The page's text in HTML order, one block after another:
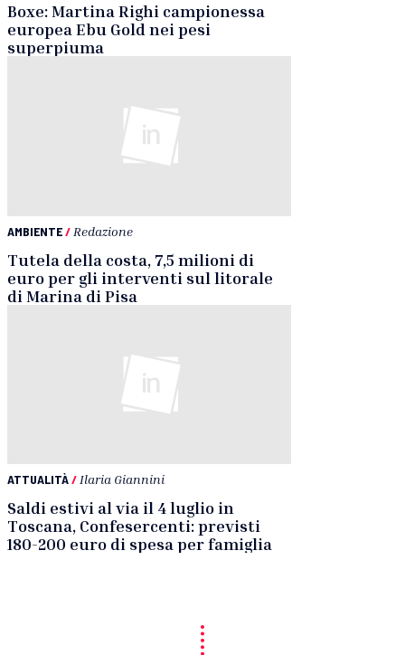
Boxe: Martina Righi campionessa
europea Ebu Gold nei pesi
superpiuma
AMBIENTE/ Redazione
Tutela della costa, 7,5 milioni di
euro per gli interventi sul litorale
di Marina di Pisa
ATTUALITÀ/ Ilaria Giannini
Saldi estivi al via il 4 luglio in
Toscana, Confesercenti: previsti
180-200 euro di spesa per famiglia